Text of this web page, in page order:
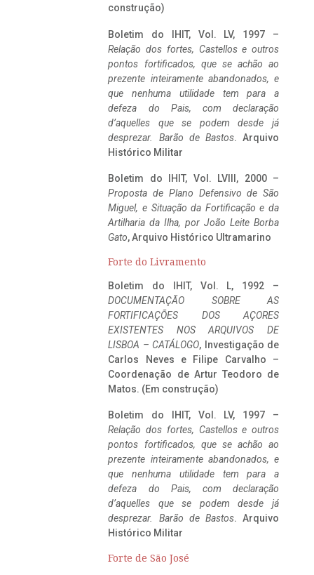
construção)
Boletim do IHIT, Vol. LV, 1997 –
Relação dos fortes, Castellos e outros
pontos fortificados, que se achão ao
prezente inteiramente abandonados, e
que nenhuma utilidade tem para a
defeza do Pais, com declaração
d’aquelles que se podem desde já
desprezar. Barão de Bastos. Arquivo
Histórico Militar
Boletim do IHIT, Vol. LVIII, 2000 –
Proposta de Plano Defensivo de São
Miguel, e Situação da Fortificação e da
Artilharia da Ilha, por João Leite Borba
Gato, Arquivo Histórico Ultramarino
Forte do Livramento
Boletim do IHIT, Vol. L, 1992 –
DOCUMENTAÇÃO SOBRE AS
FORTIFICAÇÕES DOS AÇORES
EXISTENTES NOS ARQUIVOS DE
LISBOA – CATÁLOGO, Investigação de
Carlos Neves e Filipe Carvalho –
Coordenação de Artur Teodoro de
Matos. (Em construção)
Boletim do IHIT, Vol. LV, 1997 –
Relação dos fortes, Castellos e outros
pontos fortificados, que se achão ao
prezente inteiramente abandonados, e
que nenhuma utilidade tem para a
defeza do Pais, com declaração
d’aquelles que se podem desde já
desprezar. Barão de Bastos. Arquivo
Histórico Militar
Forte de São José